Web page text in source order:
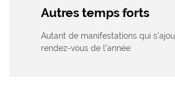
Autres temps forts
Autant de manifestations qui
rendez-vous de l’année.